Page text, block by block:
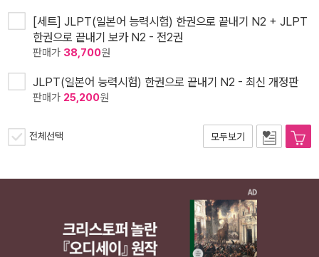
[세트] JLPT(일본어 능력시험) 한권으로 끝내기 N2 + JLPT
한권으로 끝내기 보카 N2 - 전2권
판매가 38,700원
JLPT(일본어 능력시험) 한권으로 끝내기 N2 - 최신 개정판
판매가 25,200원
전체선택 모두보기